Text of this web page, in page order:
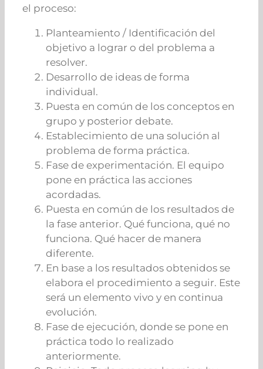
el proceso:
Planteamiento / Identificación del
objetivo a lograr o del problema a
resolver.
Desarrollo de ideas de forma
individual.
Puesta en común de los conceptos en
grupo y posterior debate.
Establecimiento de una solución al
problema de forma práctica.
Fase de experimentación. El equipo
pone en práctica las acciones
acordadas.
Puesta en común de los resultados de
la fase anterior. Qué funciona, qué no
funciona. Qué hacer de manera
diferente.
En base a los resultados obtenidos se
elabora el procedimiento a seguir. Este
será un elemento vivo y en continua
evolución.
Fase de ejecución, donde se pone en
práctica todo lo realizado
anteriormente.